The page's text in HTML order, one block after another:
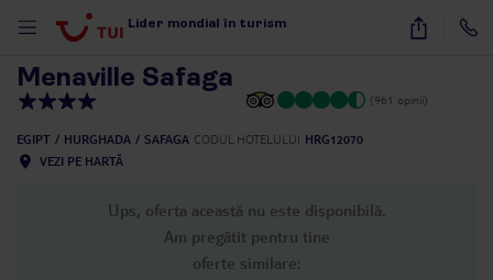
Lider mondial în turism 29
Menaville Safaga
(961 opinii)
EGIPT HURGHADA SAFAGA CODUL HOTELULUI HRG12070
VEZI PE HARTĂ
Ups, oferta această nu este disponibilă.
Am pregătit pentru tine
oferte similare: